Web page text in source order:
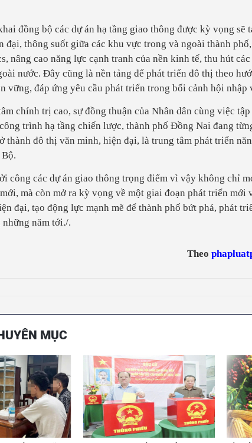
đồng bộ các dự án hạ tầng giao thông được kỳ vọng sẽ
đại, thông suốt giữa các khu vực trong và ngoài thành
nâng cao năng lực cạnh tranh của nền kinh tế, thu hút
nước. Đây cũng là nền tảng để phát triển đô thị theo
vững, đáp ứng yêu cầu phát triển trong bối cảnh hội nhập
chính trị cao, sự đồng thuận của Nhân dân cùng việc
trình hạ tầng chiến lược, thành phố Đồng Nai đang
thành đô thị văn minh, hiện đại, là trung tâm phát triển
công các dự án giao thông trọng điểm vì vậy không chỉ
mà còn mở ra kỳ vọng về một giai đoạn phát triển mới
đại, tạo động lực mạnh mẽ để thành phố bứt phá, phát
năm tới./.
Theo
MỤC